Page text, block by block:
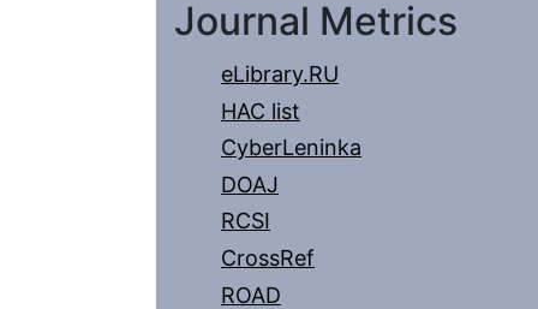
Journal Metrics
eLibrary.RU
HAC list
CyberLeninka
DOAJ
RCSI
CrossRef
ROAD